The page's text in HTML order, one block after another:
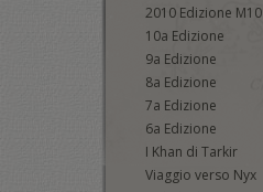
2010 Edizione M10
10a Edizione
9a Edizione
8a Edizione
7a Edizione
6a Edizione
I Khan di Tarkir
Viaggio verso Nyx